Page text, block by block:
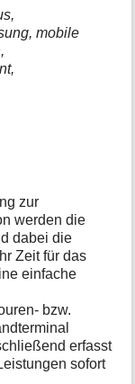
mobile
zur
werden die
dabei die
Zeit für das
einfache
bzw.
erfasst
sofort